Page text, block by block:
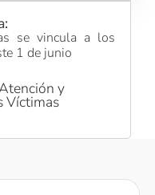
se vincula a los
1 de junio
y
Víctimas